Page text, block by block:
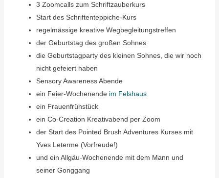
3 Zoomcalls zum Schriftzauberkurs
Start des Schriftenteppiche-Kurs
regelmässige kreative Wegbegleitungstreffen
der Geburtstag des großen Sohnes
die Geburtstagparty des kleinen Sohnes, die wir noch
nicht gefeiert haben
Sensory Awareness Abende
ein Feier-Wochenende im Felshaus
ein Frauenfrühstück
ein Co-Creation Kreativabend per Zoom
der Start des Pointed Brush Adventures Kurses mit
Yves Leterme (Vorfreude!)
und ein Allgäu-Wochenende mit dem Mann und
seiner Gonggang